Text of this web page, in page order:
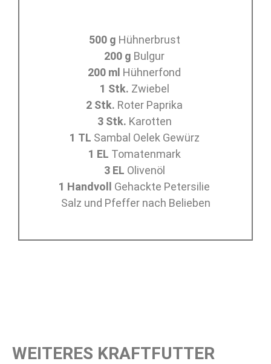
500 g Hühnerbrust
200 g Bulgur
200 ml Hühnerfond
1 Stk. Zwiebel
2 Stk. Roter Paprika
3 Stk. Karotten
1 TL Sambal Oelek Gewürz
1 EL Tomatenmark
3 EL Olivenöl
1 Handvoll Gehackte Petersilie
Salz und Pfeffer nach Belieben
WEITERES KRAFTFUTTER